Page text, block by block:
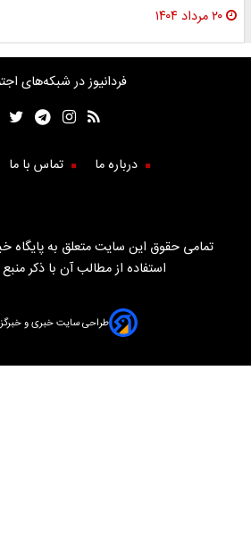
۲۰ مرداد ۱۴۰۴
فردانیوز در شبکه‌های
درباره ما تماس با ما
تمامی حقوق این سایت متعلق به پایگاه
استفاده از مطالب آن با ذکر
طراحی سایت خبری و